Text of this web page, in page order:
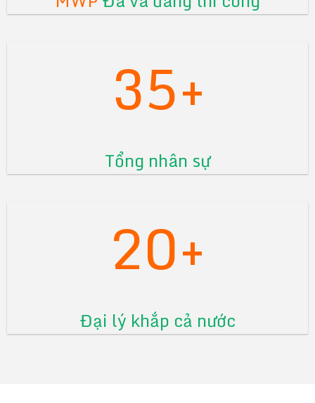
35+
Tổng nhân sự
20+
Đại lý khắp cả nước